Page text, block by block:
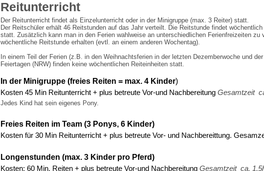
Reitunterricht
Der Reitunterricht findet als Einzelunterricht oder in der Minigruppe (max. 3 Reiter) statt.
Der Reitschüler erhält 46 Reitstunden auf das Jahr verteilt. Die Reitstunde findet
statt. Zusätzlich kann man in den Ferien wahlweise an unterschiedlichen Ferienfreizeiten
wöchentliche Reitstunde erhalten (evtl. an einem anderen Wochentag).
In einem Teil der Ferien (z.B. in den Weihnachtsferien in der letzten Dezemberwoche und
Feiertagen (NRW) finden keine wöchentlichen Reiteinheiten statt.
In der Minigruppe (freies Reiten = max. 4 Kinder)
Kosten 45 Min Reitunterricht + plus betreute Vor-und Nachbereitung Gesamtzeit
Jedes Kind hat sein eigenes Pony.
Freies Reiten im Team (3 Ponys, 6 Kinder)
Kosten für 30 Min Reitunterricht + plus betreute Vor- und Nachbereittung.
Longenstunden (max. 3 Kinder pro Pferd)
Kosten: 60 Min. Reiten + plus betreute Vor-und Nachbereitung Gesamtzeit ca.